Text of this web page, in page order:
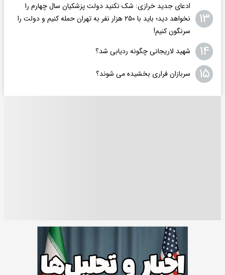
۱۳
ادعای جدید خرازی: شک نکنید دولت پزشکیان سال چهارم را
نخواهد دید؛ باید با ۲۵۰ هزار نفر به تهران حمله کنیم و دولت را
سرنگون کنیم!
۱۴ شهید لاریجانی چگونه ردیابی شد؟
۱۵ سربازان فراری بخشیده می شوند؟